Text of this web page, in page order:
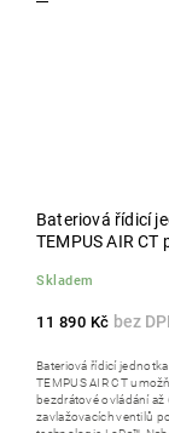
Bateriová řídicí
TEMPUS AIR CT
Skladem
11 890 Kč
Bateriová řídicí
TEMPUS AIR CT
bezdrátové ovládání až
zavlažovacích ventilů